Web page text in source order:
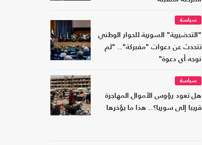
سياسة
"التحضيرية" السورية للحوار الوطني
تتحدث عن دعوات "مفبركة".. "لم
نوجه أي دعوة"
سياسة
هل تعود رؤوس الأموال المهاجرة
قريبا إلى سوريا؟.. هذا ما يؤخرها